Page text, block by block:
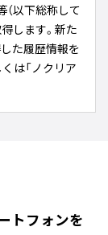
（以下総称して
します。新た
た履歴情報を
は「ノクリア
トフォンを